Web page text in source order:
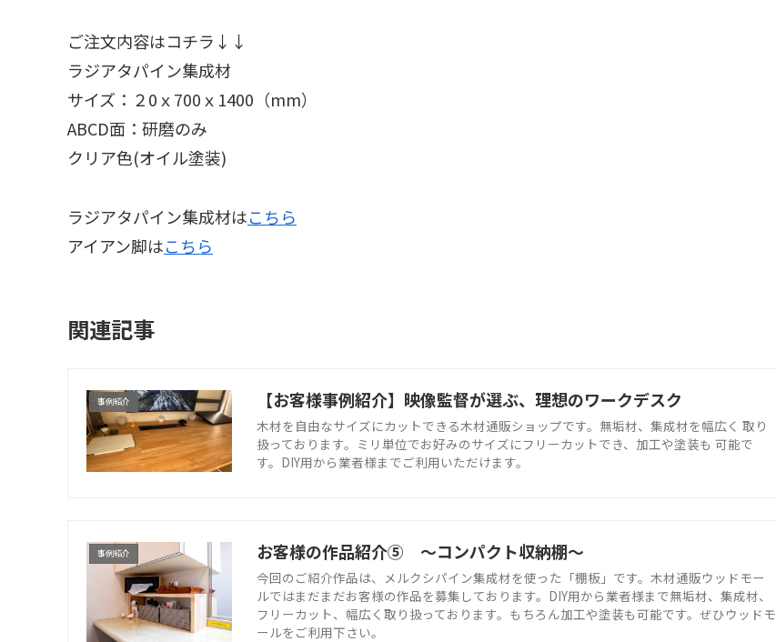
ご注文内容はコチラ↓↓
ラジアタパイン集成材
サイズ：２0ｘ700ｘ1400（mm）
ABCD面：研磨のみ
クリア色(オイル塗装)
ラジアタパイン集成材はこちら
アイアン脚はこちら
関連記事
事例紹介 【お客様事例紹介】映像監督が選ぶ、理想のワークデスク
木材を自由なサイズにカットできる木材通販ショップです。無垢材、集成材を幅広く 取り
扱っております。ミリ単位でお好みのサイズにフリーカットでき、加工や塗装も 可能で
す。DIY用から業者様までご利用いただけます。
事例紹介 お客様の作品紹介⑤ ～コンパクト収納棚～
今回のご紹介作品は、メルクシパイン集成材を使った「棚板」です。木材通販ウッドモー
ルではまだまだお客様の作品を募集しております。DIY用から業者様まで無垢材、集成材、
フリーカット、幅広く取り扱っております。もちろん加工や塗装も可能です。ぜひウッドモ
ールをご利用下さい。